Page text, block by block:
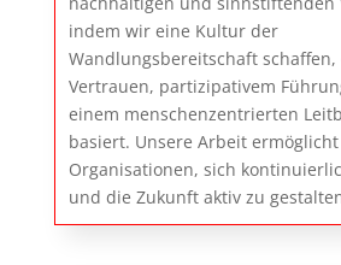
indem wir eine Kultur der
Wandlungsbereitschaft
Vertrauen, partizipativem
einem menschenzentrierten
basiert. Unsere Arbeit ermöglicht
Organisationen, sich
und die Zukunft aktiv zu